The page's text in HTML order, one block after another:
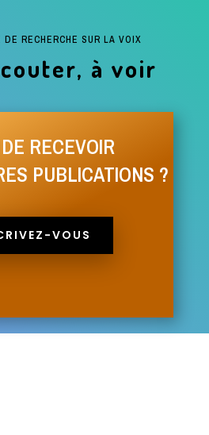
DE RECHERCHE SUR LA VOIX
à voir
RECEVOIR
PUBLICATIONS ?
VOUS